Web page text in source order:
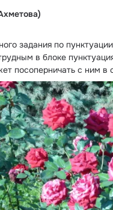
задания по
в блоке
посоперничать с ним в